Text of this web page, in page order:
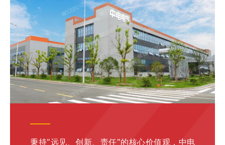
秉持"远见、创新、责任"的核心价值观，中电